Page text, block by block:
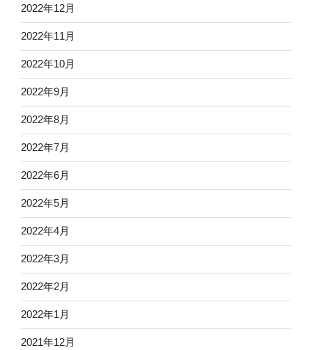
2022年12月
2022年11月
2022年10月
2022年9月
2022年8月
2022年7月
2022年6月
2022年5月
2022年4月
2022年3月
2022年2月
2022年1月
2021年12月